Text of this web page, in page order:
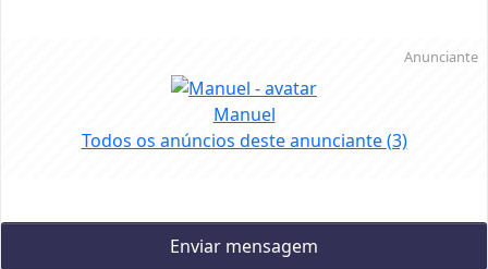
Anunciante
Manuel
Todos os anúncios deste anunciante(3)
Enviar mensagem